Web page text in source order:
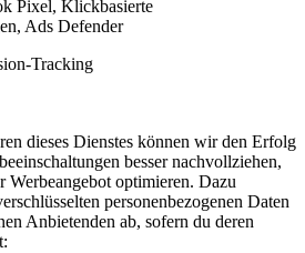
Pixel, Klickbasierte
Ads Defender
Tracking
dieses Dienstes können wir den Erfolg
besser nachvollziehen,
Werbeangebot optimieren. Dazu
personenbezogenen Daten
Anbietenden ab, sofern du deren